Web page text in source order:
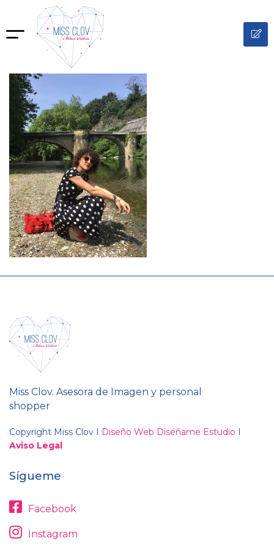
Miss Clov. Asesora de Imagen y personal
shopper
Copyright Miss Clov I Diseño Web Diséñame Estudio I
Aviso Legal
Sígueme
Facebook
Instagram